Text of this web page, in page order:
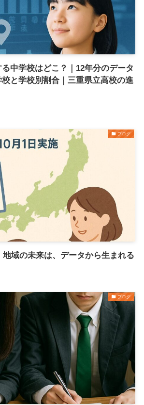
中学校はどこ？｜12年分のデータ
と学校別割合｜三重県立高校の進
ブログ
地域の未来は、データから生まれる
ブログ